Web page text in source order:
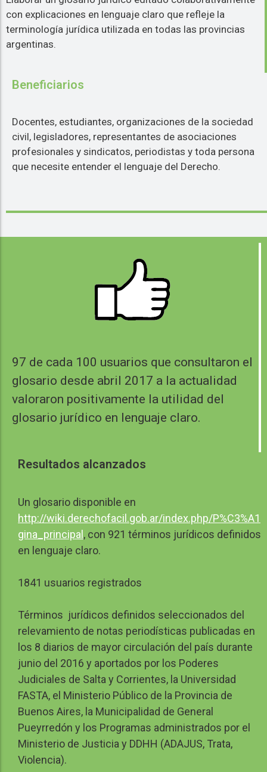
con explicaciones en lenguaje claro que refleje la
terminología jurídica utilizada en todas las provincias
argentinas.
Beneficiarios
Docentes, estudiantes, organizaciones de la sociedad
civil, legisladores, representantes de asociaciones
profesionales y sindicatos, periodistas y toda persona
que necesite entender el lenguaje del Derecho.
97 de cada 100 usuarios que consultaron el
glosario desde abril 2017 a la actualidad
valoraron positivamente la utilidad del
glosario jurídico en lenguaje claro.
Resultados alcanzados
Un glosario disponible en
http://wiki.derechofacil.gob.ar/index.php/P%C3%A1
gina_principal, con 921 términos jurídicos definidos
en lenguaje claro.
1841 usuarios registrados
Términos jurídicos definidos seleccionados del
relevamiento de notas periodísticas publicadas en
los 8 diarios de mayor circulación del país durante
junio del 2016 y aportados por los Poderes
Judiciales de Salta y Corrientes, la Universidad
FASTA, el Ministerio Público de la Provincia de
Buenos Aires, la Municipalidad de General
Pueyrredón y los Programas administrados por el
Ministerio de Justicia y DDHH (ADAJUS, Trata,
Violencia).